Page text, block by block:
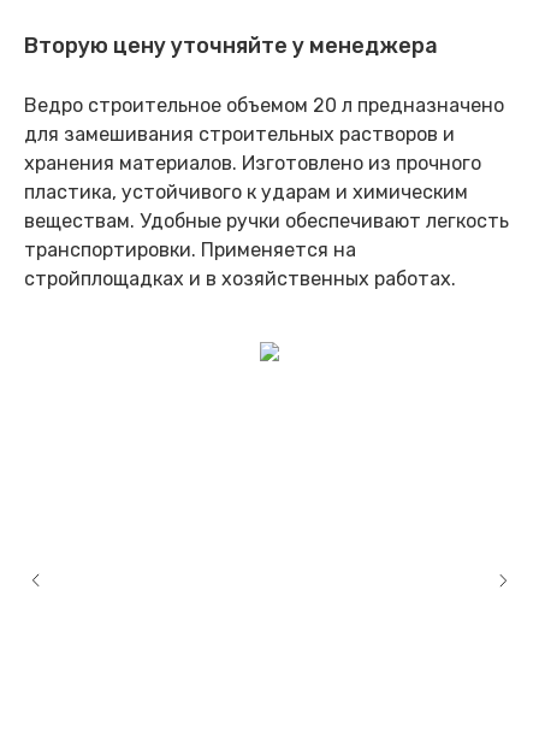
Вторую цену уточняйте у менеджера
Ведро строительное объемом 20 л предназначено
для замешивания строительных растворов и
хранения материалов. Изготовлено из прочного
пластика, устойчивого к ударам и химическим
веществам. Удобные ручки обеспечивают легкость
транспортировки. Применяется на
стройплощадках и в хозяйственных работах.